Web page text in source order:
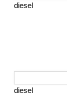
diesel
diesel